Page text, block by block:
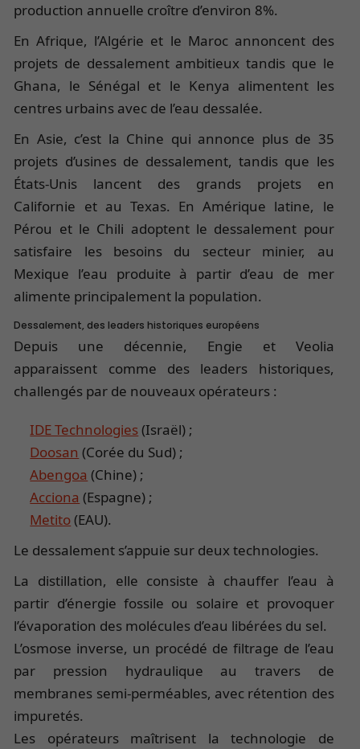
production annuelle croître d’environ 8%.
En Afrique, l’Algérie et le Maroc annoncent des
projets de dessalement ambitieux tandis que le
Ghana, le Sénégal et le Kenya alimentent les
centres urbains avec de l’eau dessalée.
En Asie, c’est la Chine qui annonce plus de 35
projets d’usines de dessalement, tandis que les
États-Unis lancent des grands projets en
Californie et au Texas. En Amérique latine, le
Pérou et le Chili adoptent le dessalement pour
satisfaire les besoins du secteur minier, au
Mexique l’eau produite à partir d’eau de mer
alimente principalement la population.
Dessalement, des leaders historiques européens
Depuis une décennie, Engie et Veolia
apparaissent comme des leaders historiques,
challengés par de nouveaux opérateurs :
IDE Technologies(Israël) ;
Doosan (Corée du Sud) ;
Abengoa (Chine) ;
Acciona (Espagne) ;
Metito(EAU).
Le dessalement s’appuie sur deux technologies.
La distillation, elle consiste à chauffer l’eau à
partir d’énergie fossile ou solaire et provoquer
l’évaporation des molécules d’eau libérées du sel.
L’osmose inverse, un procédé de filtrage de l’eau
par pression hydraulique au travers de
membranes semi-perméables, avec rétention des
impuretés.
Les opérateurs maîtrisent la technologie de